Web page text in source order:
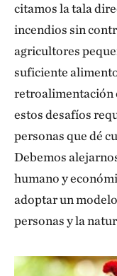
citamos la tala
incendios sin
agricultores
suficiente
retroalimentación
estos desafíos
personas que dé
Debemos
humano y
adoptar un
personas y la